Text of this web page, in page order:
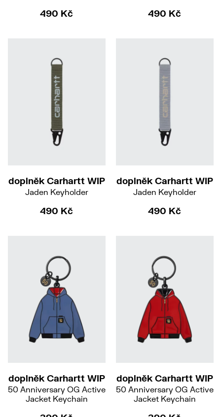
490 Kč 490 Kč
doplněk Carhartt WIP
Jaden Keyholder
490 Kč
doplněk Carhartt WIP
Jaden Keyholder
490 Kč
doplněk Carhartt WIP
50 Anniversary OG Active
Jacket Keychain
doplněk Carhartt WIP
50 Anniversary OG Active
Jacket Keychain